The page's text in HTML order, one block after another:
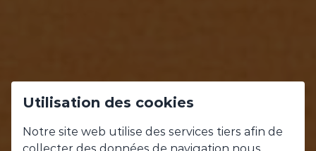
NOS
Utilisation des cookies
Notre site web utilise des services tiers afin de